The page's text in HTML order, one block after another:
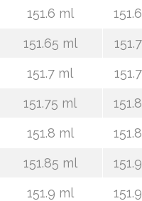
151.6 ml
151.65 ml
151.7 ml
151.75 ml
151.8 ml
151.85 ml
151.9 ml